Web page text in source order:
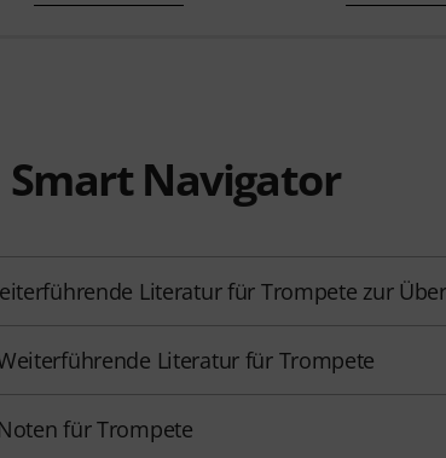
Smart Navigator
Literatur für Trompete zur
Literatur für Trompete
für Trompete